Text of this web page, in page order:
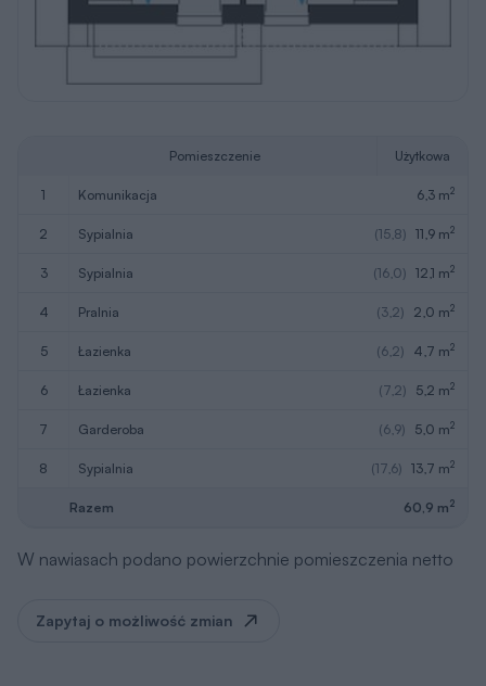
Pomieszczenie Użytkowa
1 komunikacja 6,3 m2
2 sypialnia (15,8) 11,9 m2
3 sypialnia (16,0) 12,1 m2
4 pralnia (3,2) 2,0 m2
5 łazienka (6,2) 4,7 m2
6 łazienka (7,2) 5,2 m2
7 garderoba (6,9) 5,0 m2
8 sypialnia (17,6) 13,7 m2
Razem 60,9 m2
W nawiasach podano powierzchnie pomieszczenia netto
Zapytaj o możliwość zmian